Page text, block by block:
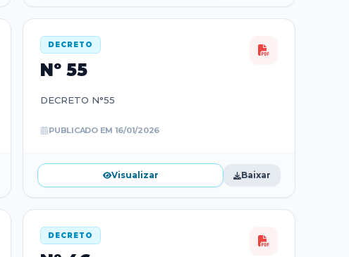
DECRETO
Nº55
DECRETO N°55
PUBLICADO EM 16/01/2026
Visualizar Baixar
DECRETO